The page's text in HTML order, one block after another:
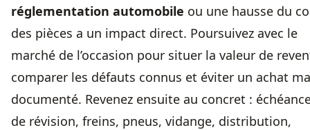
réglementation automobile ou une hausse du
des pièces a un impact direct. Poursuivez avec le
marché de l’occasion pour situer la valeur de
comparer les défauts connus et éviter un achat
documenté. Revenez ensuite au concret :
de révision, freins, pneus, vidange, distribution,